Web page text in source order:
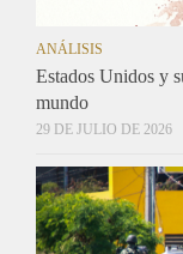
ANÁLISIS
Estados Unidos y
mundo
29 DE JULIO DE 2026